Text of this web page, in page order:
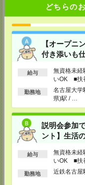
どちらの
【オープニ
付き添いも
給与
無資格未
いOK ■扶
以上
勤務地
名古屋大学
県)駅 / …
説明会参加
ント】生活
給与
無資格未
いOK ■扶
以上
勤務地 近鉄名古屋
中部コーディネートセ
〒444-0043 愛知県 岡崎
4F
■名鉄東岡崎駅から徒歩3分
TEL：0120-537-102
担当：パーソルテンプス
受付可能日時：平日9:00
静岡コーディネートセ
〒436-0056
浜松市中区板屋町111-2 浜
TEL：0120-537-102
担当：パーソルテンプス
受付可能日時：平日9:00
は、「エンのサイトを見た
静岡コーディネートセ
〒420-0851
■JR静岡駅から徒歩5分